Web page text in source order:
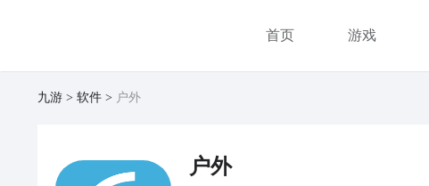
首页 游戏
九游 软件 户外
户外